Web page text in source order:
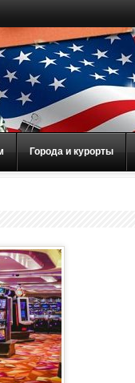
Города и курорты